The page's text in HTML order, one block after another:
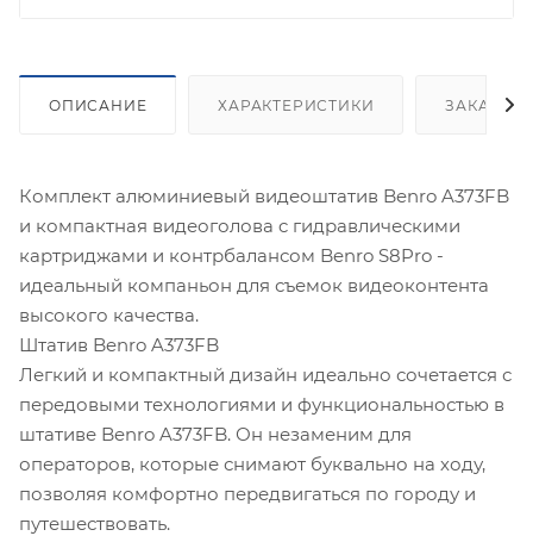
ОПИСАНИЕ ХАРАКТЕРИСТИКИ
Комплект алюминиевый видеоштатив Benro A373FB
и компактная видеоголова c гидравлическими
картриджами и контрбалансом Benro S8Pro -
идеальный компаньон для съемок видеоконтента
высокого качества.
Штатив Benro A373FB
Легкий и компактный дизайн идеально сочетается с
передовыми технологиями и функциональностью в
штативе Benro A373FB. Он незаменим для
операторов, которые снимают буквально на ходу,
позволяя комфортно передвигаться по городу и
путешествовать.